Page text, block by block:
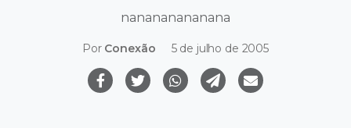
nanananananana
Por Conexão 5 de julho de 2005